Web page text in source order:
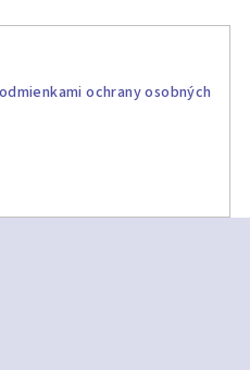
ochrany osobných